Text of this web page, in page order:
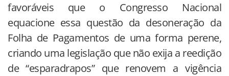
favoráveis que o Congresso Nacional
equacione essa questão da desoneração da
Folha de Pagamentos de uma forma perene,
criando uma legislação que não exija a reedição
de “esparadrapos” que renovem a vigência